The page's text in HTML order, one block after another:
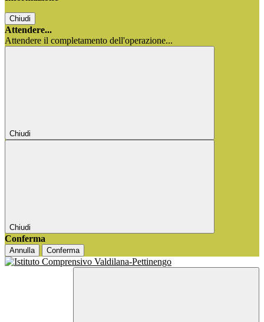
Chiudi
Attendere...
Attendere il completamento dell'operazione...
Chiudi
Chiudi
Conferma
Annulla Conferma